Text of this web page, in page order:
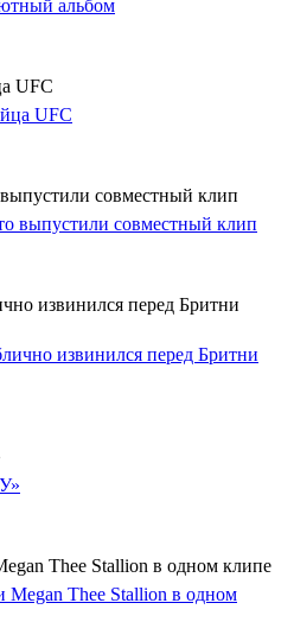
UFC
совместный клип
извинился перед Бритни
Thee Stallion в одном клипе